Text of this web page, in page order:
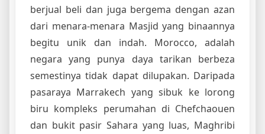
berjual beli dan juga bergema dengan azan
dari menara-menara Masjid yang binaannya
begitu unik dan indah. Morocco, adalah
negara yang punya daya tarikan berbeza
semestinya tidak dapat dilupakan. Daripada
pasaraya Marrakech yang sibuk ke lorong
biru kompleks perumahan di Chefchaouen
dan bukit pasir Sahara yang luas, Maghribi